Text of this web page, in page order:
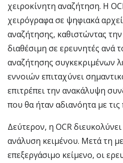
χειροκίνητη αναζήτηση. Η
χειρόγραφα σε ψηφιακά
αναζήτησης, καθιστώντας
διαθέσιμη σε ερευνητές ανά
αναζήτησης συγκεκριμένων
εννοιών επιταχύνει
επιτρέπει την ανακάλυψη
που θα ήταν αδιανόητα με
Δεύτερον, η OCR
ανάλυση κειμένου. Μετά τη
επεξεργάσιμο κείμενο, οι